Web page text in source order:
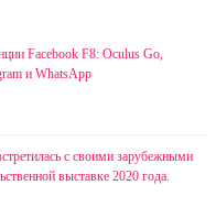
Facebook F8: Oculus Go,
и WhatsApp
с своими зарубежными
выставке 2020 года.